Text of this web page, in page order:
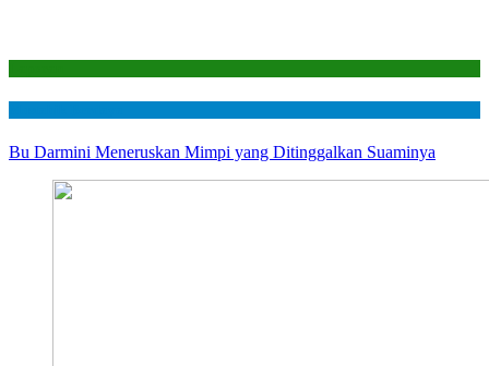
Bu Darmini Meneruskan Mimpi yang Ditinggalkan Suaminya